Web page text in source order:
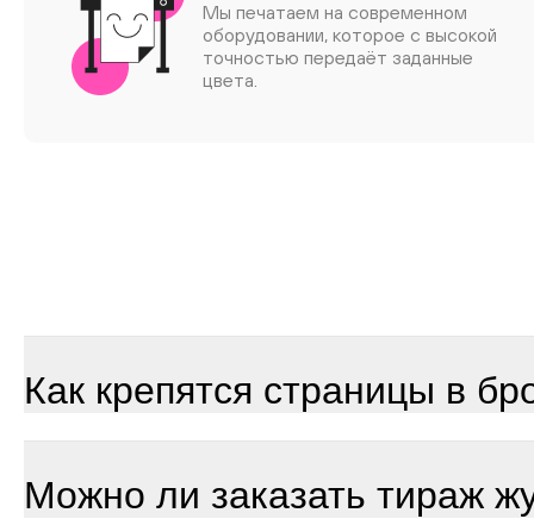
Мы печатаем на современном
оборудовании, которое с высокой
точностью передаёт заданные
цвета.
Как крепятся страницы в
Можно ли заказать тираж